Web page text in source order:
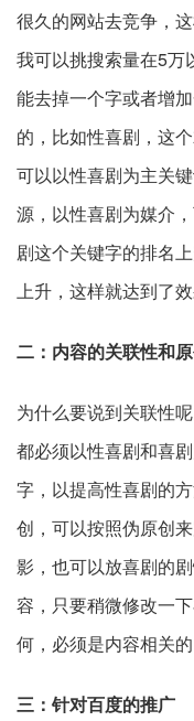
很久的网站去竞争，
我可以挑搜索量在5万
能去掉一个字或者增
的，比如性喜剧，这
可以以性喜剧为主关
源，以性喜剧为媒介
剧这个关键字的排名
上升，这样就达到了效
二：内容的关联性和
为什么要说到关联性
都必须以性喜剧和喜
字，以提高性喜剧的
创，可以按照伪原创
影，也可以放喜剧的
容，只要稍微修改一
何，必须是内容相关的
三：针对百度的推广